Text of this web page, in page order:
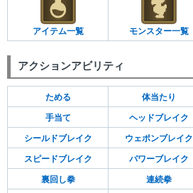
アイテム一覧 モンスター一覧
アクションアビリティ
ためる 体当たり
手当て ヘッドブレイク
シールドブレイク ウェポンブレイク
スピードブレイク パワーブレイク
裏回し拳 連続拳